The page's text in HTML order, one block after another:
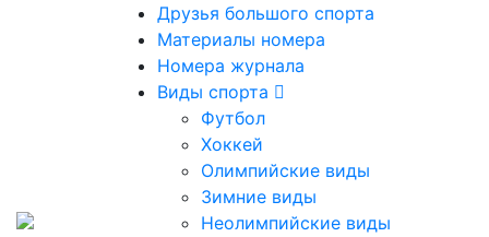
Друзья большого спорта
Материалы номера
Номера журнала
Виды спорта
Футбол
Хоккей
Олимпийские виды
Зимние виды
Неолимпийские виды